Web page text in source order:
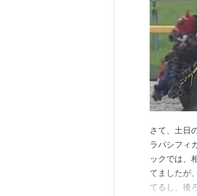
さて、土日
ラパシフィ
ックでは、
てましたが
てるし、後